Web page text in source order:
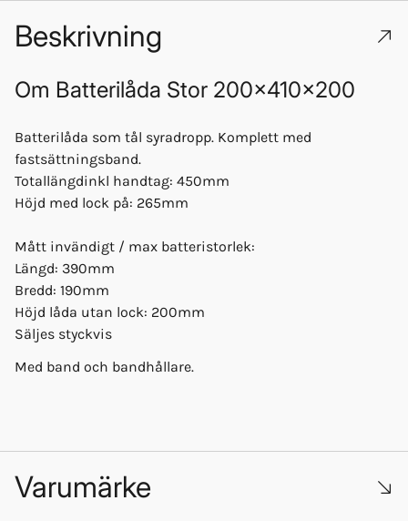
Beskrivning
Om Batterilåda Stor 200x410x200
Batterilåda som tål syradropp. Komplett med
fastsättningsband.
Totallängdinkl handtag: 450mm
Höjd med lock på: 265mm
Mått invändigt / max batteristorlek:
Längd: 390mm
Bredd: 190mm
Höjd låda utan lock: 200mm
Säljes styckvis
Med band och bandhållare.
Varumärke